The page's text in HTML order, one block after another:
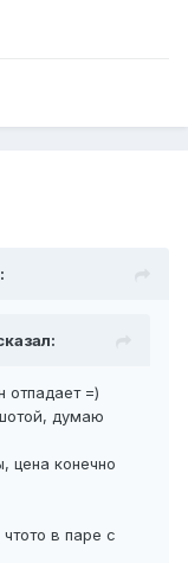
отпадает =)
думаю
цена конечно
в паре с